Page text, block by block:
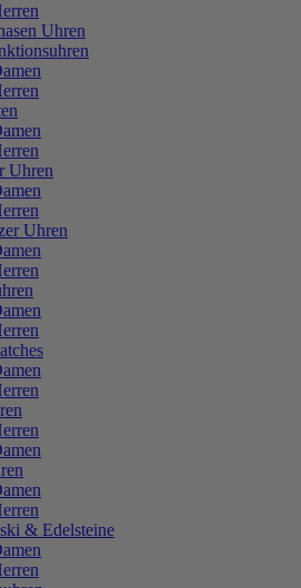
Uhren
Uhren
Uhren
& Edelsteine